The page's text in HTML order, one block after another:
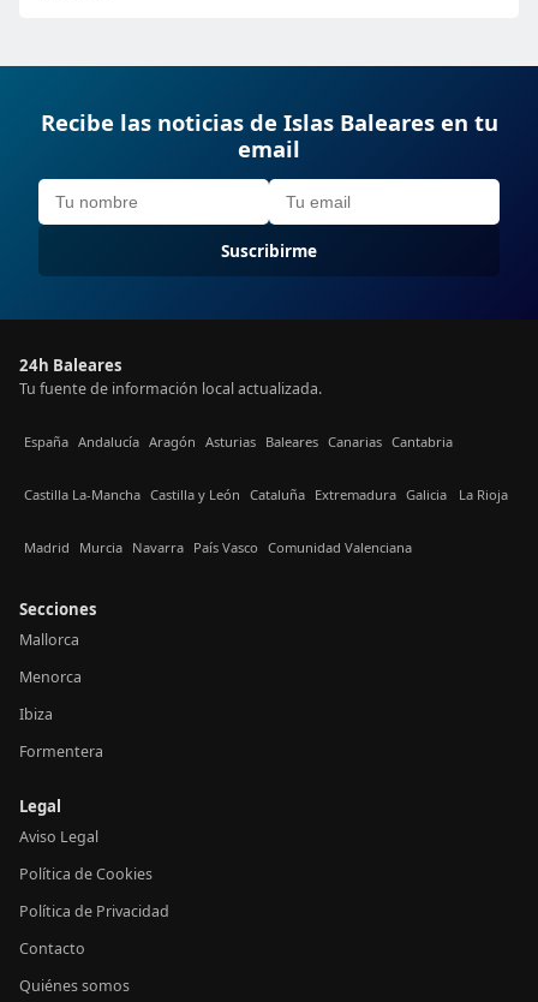
Recibe las noticias de Islas Baleares en tu
email
Suscribirme
24h Baleares
Tu fuente de información local actualizada.
España Andalucía Aragón Asturias Baleares Canarias Cantabria
Castilla La-Mancha Castilla y León Cataluña Extremadura Galicia La Rioja
Madrid Murcia Navarra País Vasco Comunidad Valenciana
Secciones
Mallorca
Menorca
Ibiza
Formentera
Legal
Aviso Legal
Política de Cookies
Política de Privacidad
Contacto
Quiénes somos